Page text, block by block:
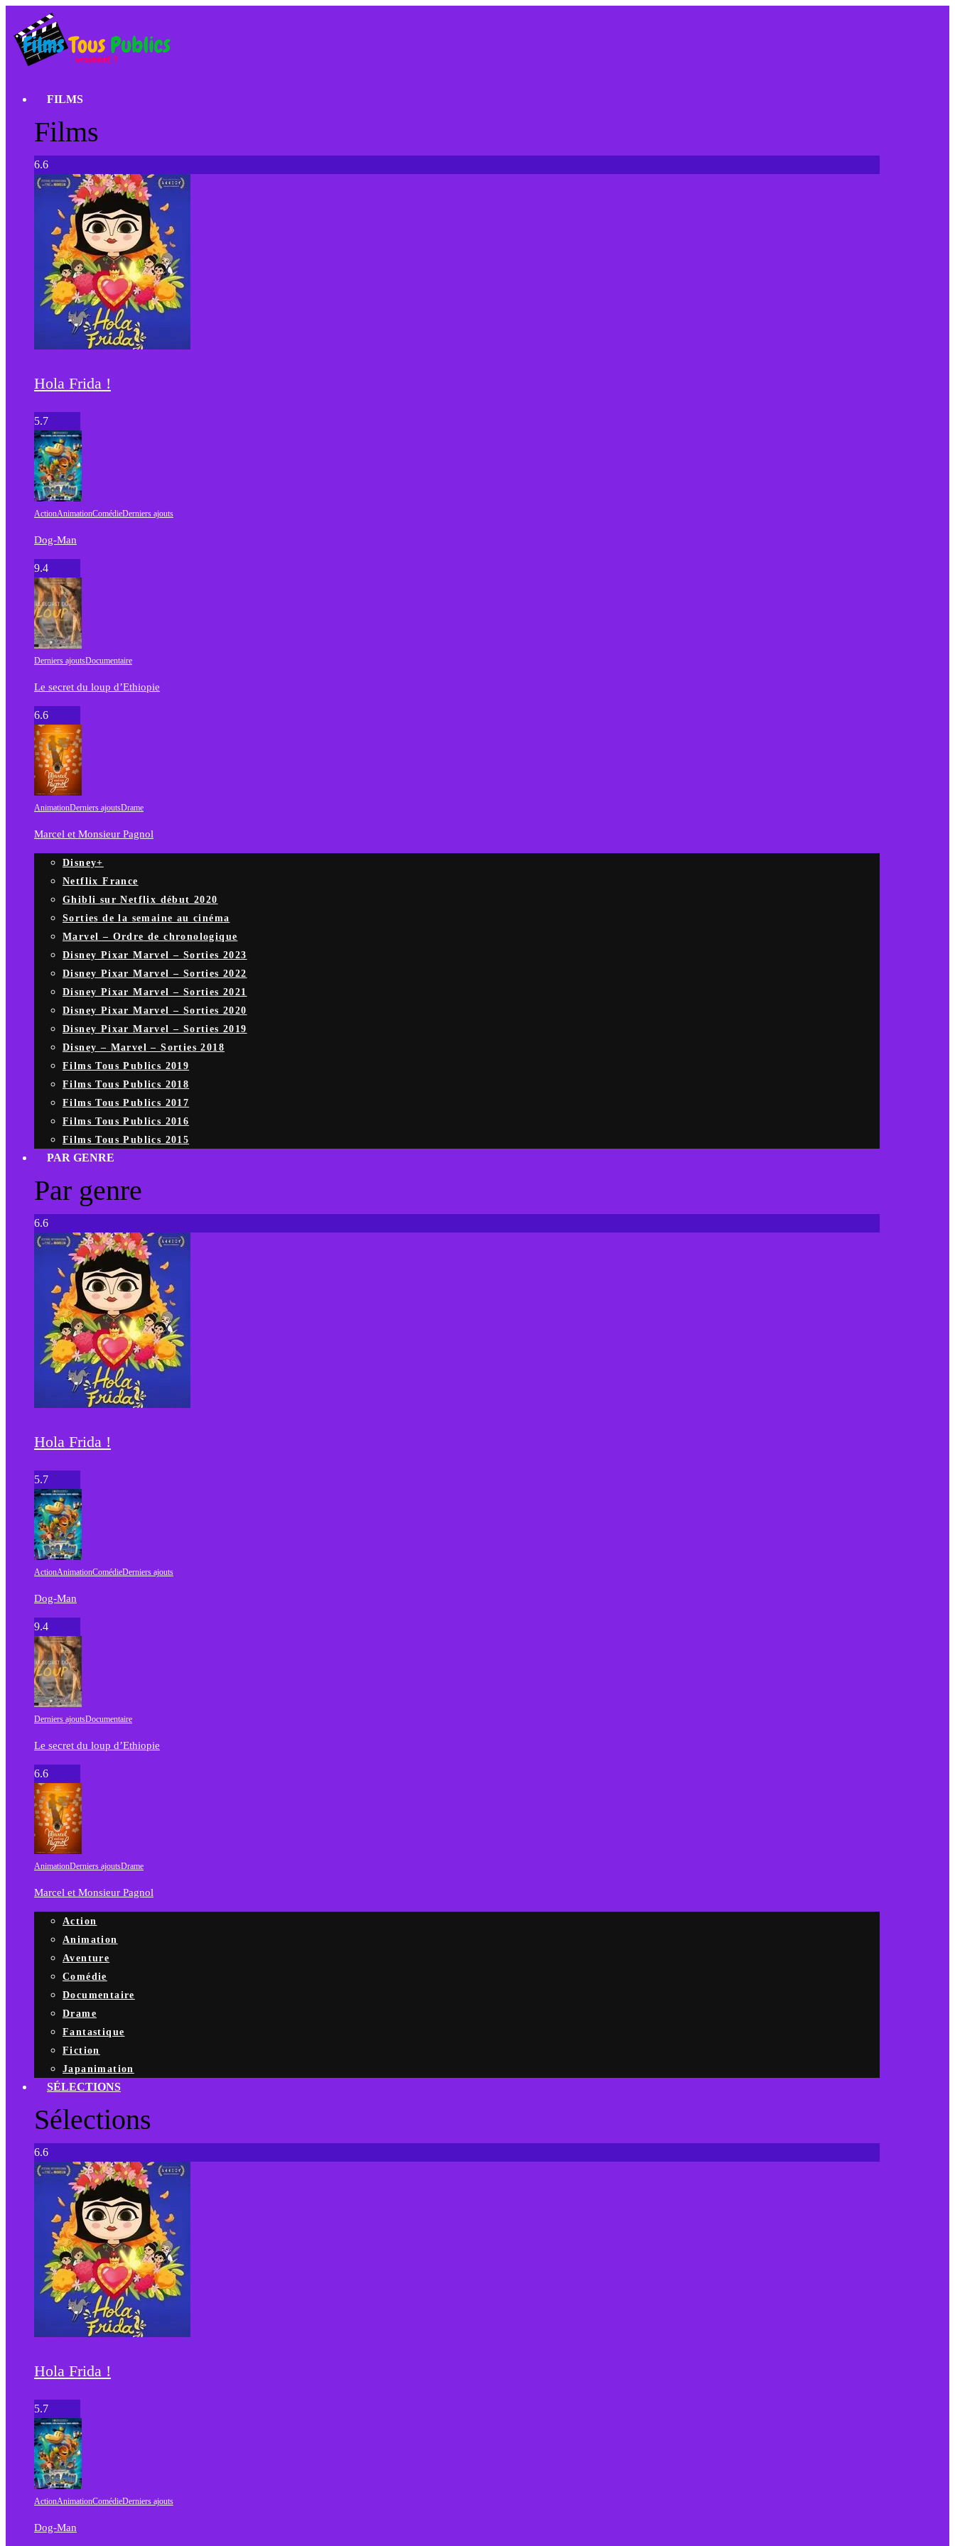
FILMS
Films
6.6
Hola Frida !
5.7
ActionAnimationComédieDerniers ajouts
Dog-Man
9.4
Derniers ajoutsDocumentaire
Le secret du loup d’Ethiopie
6.6
AnimationDerniers ajoutsDrame
Marcel et Monsieur Pagnol
Disney+
Netflix France
Ghibli sur Netflix début 2020
Sorties de la semaine au cinéma
Marvel – Ordre de chronologique
Disney Pixar Marvel – Sorties 2023
Disney Pixar Marvel – Sorties 2022
Disney Pixar Marvel – Sorties 2021
Disney Pixar Marvel – Sorties 2020
Disney Pixar Marvel – Sorties 2019
Disney – Marvel – Sorties 2018
Films Tous Publics 2019
Films Tous Publics 2018
Films Tous Publics 2017
Films Tous Publics 2016
Films Tous Publics 2015
PAR GENRE
Par genre
6.6
Hola Frida !
5.7
ActionAnimationComédieDerniers ajouts
Dog-Man
9.4
Derniers ajoutsDocumentaire
Le secret du loup d’Ethiopie
6.6
AnimationDerniers ajoutsDrame
Marcel et Monsieur Pagnol
Action
Animation
Aventure
Comédie
Documentaire
Drame
Fantastique
Fiction
Japanimation
SÉLECTIONS
Sélections
6.6
Hola Frida !
5.7
ActionAnimationComédieDerniers ajouts
Dog-Man